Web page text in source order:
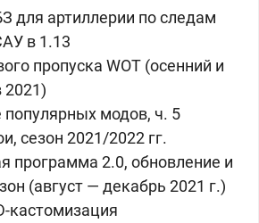
для артиллерии по следам
в 1.13
пропуска WOT (осенний и
2021)
модов, ч. 5
сезон 2021/2022 гг.
программа 2.0, обновление и
(август — декабрь 2021 г.)
кастомизация